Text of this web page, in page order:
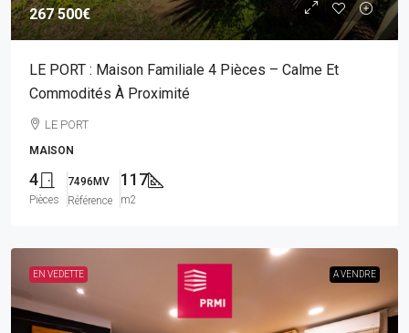
267 500€
LE PORT : Maison Familiale 4 Pièces – Calme Et
Commodités À Proximité
LE PORT
MAISON
4
Pièces
7496MV
Référence
117
m2
EN VEDETTE A VENDRE